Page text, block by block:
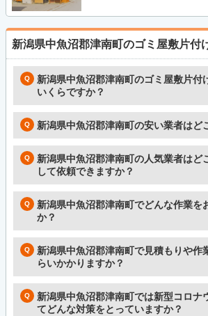
新潟県中魚沼郡津南町のゴミ屋敷片付
新潟県中魚沼郡津南町のゴミ屋敷片付
いくらですか？
新潟県中魚沼郡津南町の安い業者はど
新潟県中魚沼郡津南町の人気業者はど
して依頼できますか？
新潟県中魚沼郡津南町でどんな作業を
か？
新潟県中魚沼郡津南町で見積もりや作
らいかかりますか？
新潟県中魚沼郡津南町では新型コロナ
てどんな対策をとっていますか？